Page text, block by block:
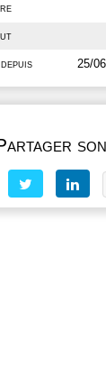
25/